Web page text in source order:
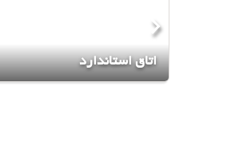
اتاق استاندارد